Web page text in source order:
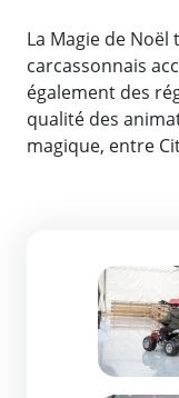
La Magie de
carcassonnais
également des
qualité des
magique, entre
Zoom de